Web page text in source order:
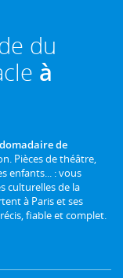
du
à
de
Pièces de théâtre,
enfants... : vous
culturelles de la
à Paris et ses
fiable et complet.